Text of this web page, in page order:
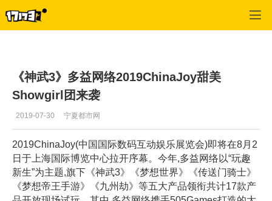
《神武3》多益网络2019ChinaJoy甜美
Showgirl团来袭
2019-07-30 宁夏都市网
2019ChinaJoy(中国国际数码互动娱乐展览会)即将在8月2
日于上海国际博览中心拉开序幕。今年,多益网络以“玩趣
新生”为主题,旗下《神武3》《梦想世界》《传送门骑士》
《梦想帝王手游》《九州劫》等五大产品领衔共计17款产